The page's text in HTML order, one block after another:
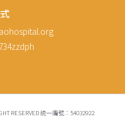
RESERVED 統一編號：54032922